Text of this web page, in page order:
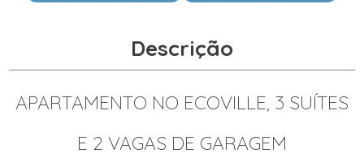
Descrição
APARTAMENTO NO ECOVILLE, 3 SUÍTES
E 2 VAGAS DE GARAGEM